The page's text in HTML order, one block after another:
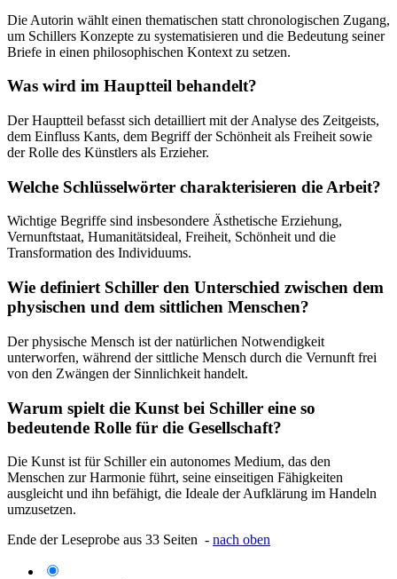
Die Autorin wählt einen thematischen statt chronologischen Zugang,
um Schillers Konzepte zu systematisieren und die Bedeutung seiner
Briefe in einen philosophischen Kontext zu setzen.
Was wird im Hauptteil behandelt?
Der Hauptteil befasst sich detailliert mit der Analyse des Zeitgeists,
dem Einfluss Kants, dem Begriff der Schönheit als Freiheit sowie
der Rolle des Künstlers als Erzieher.
Welche Schlüsselwörter charakterisieren die Arbeit?
Wichtige Begriffe sind insbesondere Ästhetische Erziehung,
Vernunftstaat, Humanitätsideal, Freiheit, Schönheit und die
Transformation des Individuums.
Wie definiert Schiller den Unterschied zwischen dem
physischen und dem sittlichen Menschen?
Der physische Mensch ist der natürlichen Notwendigkeit
unterworfen, während der sittliche Mensch durch die Vernunft frei
von den Zwängen der Sinnlichkeit handelt.
Warum spielt die Kunst bei Schiller eine so
bedeutende Rolle für die Gesellschaft?
Die Kunst ist für Schiller ein autonomes Medium, das den
Menschen zur Harmonie führt, seine einseitigen Fähigkeiten
ausgleicht und ihn befähigt, die Ideale der Aufklärung im Handeln
umzusetzen.
Ende der Leseprobe aus 33 Seiten - nach oben